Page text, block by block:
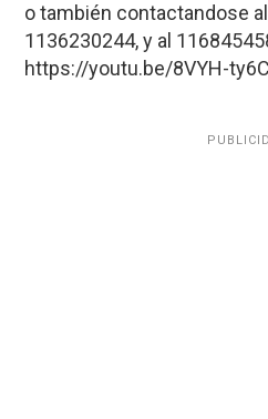
o también contactandose
1136230244, y al
https://youtu.be/8VYH-